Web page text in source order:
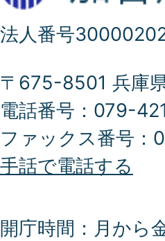
法人番号
〒675-8501 兵庫
電話番号：079-
ファックス番号
手話で電話する
開庁時間：月から